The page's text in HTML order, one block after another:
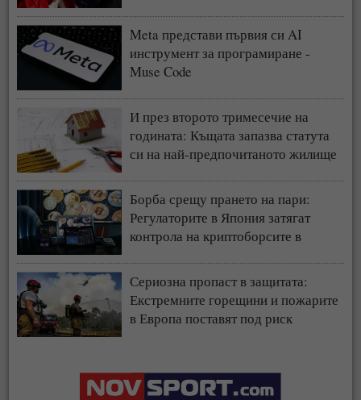
Meta представи първия си AI
инструмент за програмиране -
Muse Code
И през второто тримесечие на
годината: Къщата запазва статута
си на най-предпочитаното жилище
Борба срещу прането на пари:
Регулаторите в Япония затягат
контрола на криптоборсите в
Сериозна пропаст в защитата:
Екстремните горещини и пожарите
в Европа поставят под риск